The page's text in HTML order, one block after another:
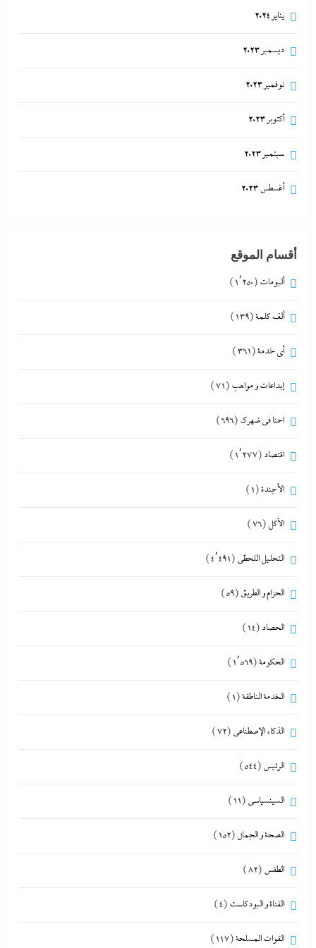
يناير 2024
ديسمبر 2023
نوفمبر 2023
أكتوبر 2023
سبتمبر 2023
أغسطس 2023
أقسام الموقع
ألبومات (1٬250)
ألف كلمة(139)
أي خدمة(361)
إبداعات و مواهب (71)
احنا في ضهرك (696)
اقتصاد (1٬277)
الأجندة(1)
الأكل (76)
التحليل اللحظي (4٬491)
الحزام و الطريق (59)
الحصاد (14)
الحكومة(1٬569)
الخدمة الناطقة(1)
الذكاء الإصطناعي (72)
الرئيس (544)
السينسياسي (11)
الصحة و الجمال (152)
الطقس (82)
القناة و البودكاست (4)
القوات المسلحة(117)